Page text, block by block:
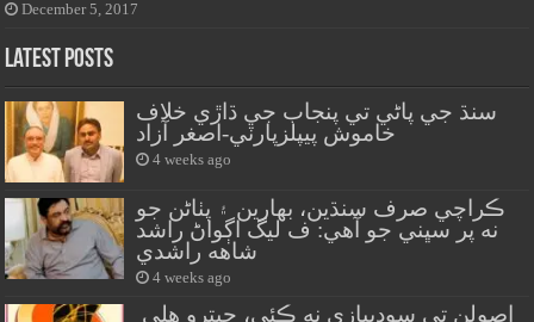
December 5, 2017
Latest Posts
سنڌ جي پاڻي تي پنجاب جي ڌاڙي خلاف
خاموش پيپلزپارٽي-اصغر آزاد
4 weeks ago
ڪراچي صرف سنڌين، بهارين ۽ پٺاڻن جو
نه پر سڀني جو آهي: ف ليگ اڳواڻ راشد
شاهه راشدي
4 weeks ago